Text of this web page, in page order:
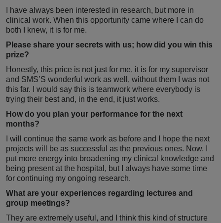
I have always been interested in research, but more in
clinical work. When this opportunity came where I can do
both I knew, it is for me.
Please share your secrets with us; how did you win this
prize?
Honestly, this price is not just for me, it is for my supervisor
and SMS’S wonderful work as well, without them I was not
this far. I would say this is teamwork where everybody is
trying their best and, in the end, it just works.
How do you plan your performance for the next
months?
I will continue the same work as before and I hope the next
projects will be as successful as the previous ones. Now, I
put more energy into broadening my clinical knowledge and
being present at the hospital, but I always have some time
for continuing my ongoing research.
What are your experiences regarding lectures and
group meetings?
They are extremely useful, and I think this kind of structure